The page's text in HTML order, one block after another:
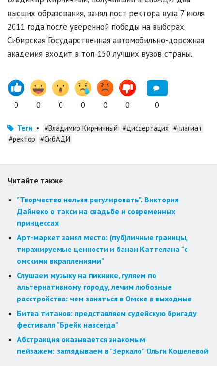
высших образования, занял пост ректора вуза 7 июля
2011 года после уверенной победы на выборах.
Сибирская Государственная автомобильно-дорожная
академия входит в топ-150 лучших вузов страны.
0 0 0 0 0 0 0
Теги • #Владимир Кирничный #диссертация #плагиат
#ректор #СибАДИ
Читайте также
"Творчество нельзя регулировать". Виктория
Дайнеко о такси на свадьбе и современных
принцессах
Арт-маркет занял место: (пуб)личные границы,
тиражируемые ценности и банан Каттелана "с
омскими вкраплениями"
Слушаем музыку на пикнике, гуляем по
альтернативному городу, лечим любовные
расстройства: чем заняться в Омске в выходные
Битва титанов: представляем судейскую бригаду
фестиваля "Брейк навсегда"
Абстракция оказывается знакомым
пейзажем: заглядываем в "Зеркало" Ольги Кошелевой